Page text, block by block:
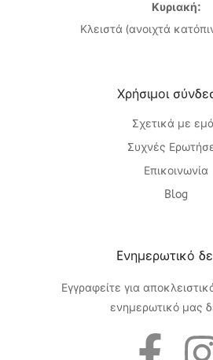
Κυριακή:
Κλειστά (ανοιχτά
Χρήσιμοι
Σχετικά με
Συχνές
Επικοινωνία
Blog
Eνημερωτικό
Εγγραφείτε για
ενημερωτικό μας